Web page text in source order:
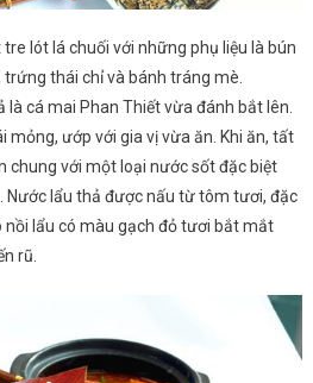
lót lá chuối với những phụ liệu là bún
thái chỉ và bánh tráng mè.
là cá mai Phan Thiết vừa đánh bắt lên.
mỏng, ướp với gia vị vừa ăn. Khi ăn, tất
chung với một loại nước sốt đặc biệt
Nước lẩu thả được nấu từ tôm tươi, đặc
nồi lẩu có màu gạch đỏ tươi bắt mắt
rũ.